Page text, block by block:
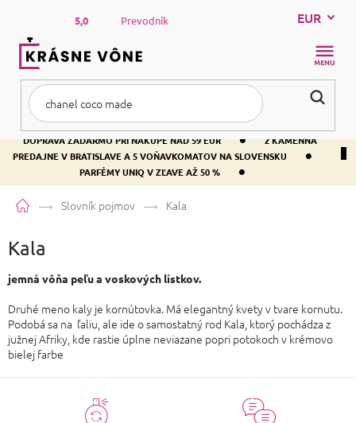
obsah
DOPRAVA ZADARMO PRI NÁKUPE NAD 59 EUR •
2 KAMENNÁ
PREDAJNE V BRATISLAVE A 5 VOŇAVKOMATOV NA SLOVENSKU
•
PARFÉMY UNIQ V ZĽAVE AŽ 50 % •
5,0 Prevodník EUR
DomovSlovník pojmov Kala
Kala
jemná vôňa peľu a voskových lístkov.
Druhé meno kaly je kornútovka. Má elegantný kvety v tvare kornutu.
Podobá sa na ľaliu, ale ide o samostatný rod Kala, ktorý pochádza z
južnej Afriky, kde rastie úplne neviazane popri potokoch v krémovo
bielej farbe